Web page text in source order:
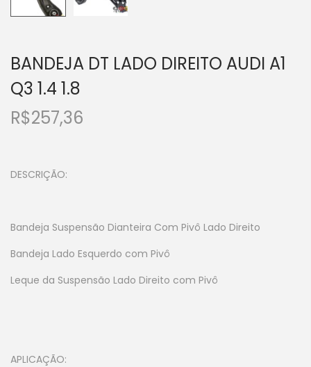
BANDEJA DT LADO DIREITO AUDI A1
Q3 1.4 1.8
R$257,36
DESCRIÇÃO:
Bandeja Suspensão Dianteira Com Pivô Lado Direito
Bandeja Lado Esquerdo com Pivô
Leque da Suspensão Lado Direito com Pivô
APLICAÇÃO: